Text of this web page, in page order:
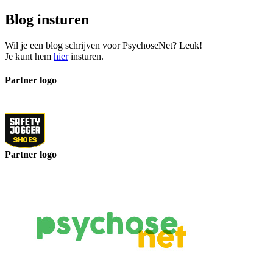
Blog insturen
Wil je een blog schrijven voor PsychoseNet? Leuk!
Je kunt hem hierinsturen.
Partner logo
Partner logo